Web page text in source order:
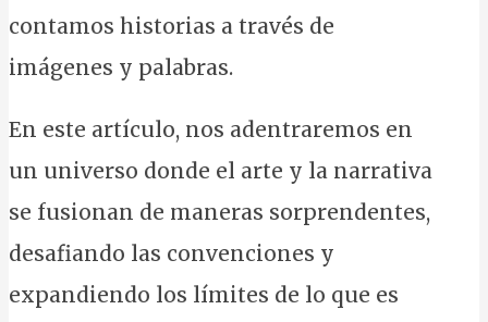
contamos historias a través de
imágenes y palabras.
En este artículo, nos adentraremos en
un universo donde el arte y la narrativa
se fusionan de maneras sorprendentes,
desafiando las convenciones y
expandiendo los límites de lo que es